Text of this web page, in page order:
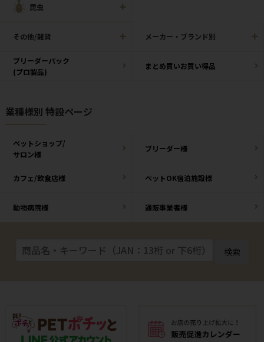
昆虫
その他/雑貨 メーカー・ブランド別
ブリーダーパック
(プロ製品)
まとめ買いお買い得品
業種様別 特設ページ
ペットショップ/
サロン様
ブリーダー様
カフェ/飲食店様 ペットOK宿泊施設様
動物病院様 通販事業者様
検索